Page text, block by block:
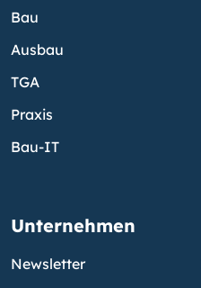
Bau
Ausbau
TGA
Praxis
Bau-IT
Unternehmen
Newsletter